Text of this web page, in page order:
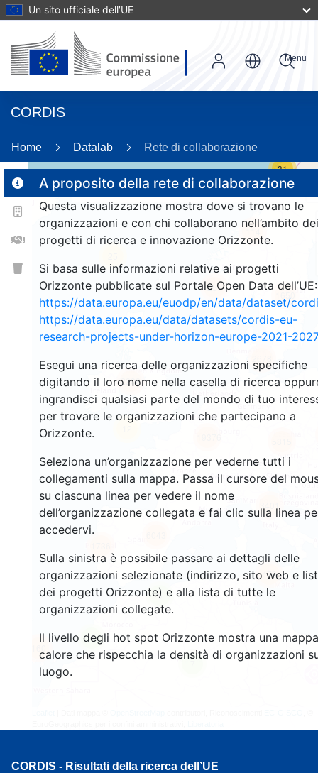
Un sito ufficiale dell’UE
CORDIS
Menu
Home Datalab Rete di collaborazione
A proposito della rete di collaborazione
Questa visualizzazione mostra dove si trovano le
organizzazioni e con chi collaborano nell’ambito dei
progetti di ricerca e innovazione Orizzonte.
Si basa sulle informazioni relative ai progetti
Orizzonte pubblicate sul Portale Open Data dell’UE:
https://data.europa.eu/euodp/en/data/dataset/
https://data.europa.eu/data/datasets/cordis-eu-
research-projects-under-horizon-europe-2021-2027
Esegui una ricerca delle organizzazioni specifiche
digitando il loro nome nella casella di ricerca
ingrandisci qualsiasi parte del mondo di tuo
per trovare le organizzazioni che partecipano a
Orizzonte.
Seleziona un’organizzazione per vederne tutti i
collegamenti sulla mappa. Passa il cursore del
su ciascuna linea per vedere il nome
dell’organizzazione collegata e fai clic sulla linea
accedervi.
Sulla sinistra è possibile passare ai dettagli delle
organizzazioni selezionate (indirizzo, sito web e
dei progetti Orizzonte) e alla lista di tutte le
organizzazioni collegate.
Il livello degli hot spot Orizzonte mostra una
calore che rispecchia la densità di organizzazioni
luogo.
7
4
31
2208
114
257
1650
6
479
CORDIS - Risultati della ricerca dell’UE